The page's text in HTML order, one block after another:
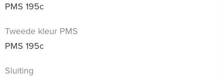
PMS 195c
Tweede kleur PMS
PMS 195c
Sluiting